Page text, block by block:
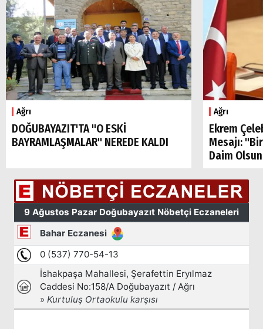
Ağrı
DOĞUBAYAZIT'TA "O ESKİ
BAYRAMLAŞMALAR" NEREDE KALDI
Ağrı
Ekrem
Mesajı:
Daim
Arama
Popüler
Aramalar: